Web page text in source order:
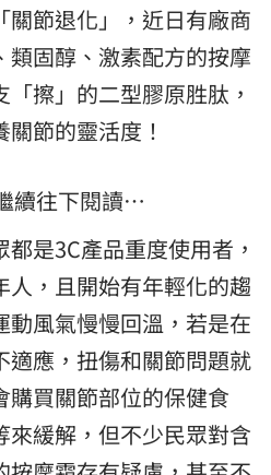
關節退化」，近日有廠商
固醇、激素配方的按摩
擦」的二型膠原胜肽，
節的靈活度！
續往下閱讀…
是3C產品重度使用者，
人，且開始有年輕化的趨
動風氣慢慢回溫，若是在
適應，扭傷和關節問題就
購買關節部位的保健食
來緩解，但不少民眾對含